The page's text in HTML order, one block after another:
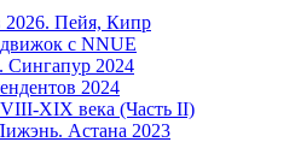
2026. Пейя, Кипр
с NNUE
2024
2024
XIX века (Часть II)
Астана 2023